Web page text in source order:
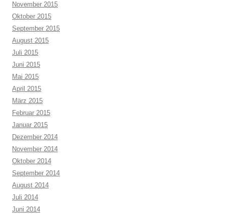
November 2015
Oktober 2015
September 2015
August 2015
Juli 2015
Juni 2015
Mai 2015
April 2015
März 2015
Februar 2015
Januar 2015
Dezember 2014
November 2014
Oktober 2014
September 2014
August 2014
Juli 2014
Juni 2014